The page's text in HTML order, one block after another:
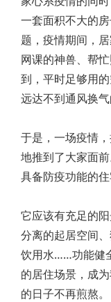
一套面积不大的
题，疫情期间，
网课的神兽、帮
到，平时足够用
远达不到通风换气
于是，一场疫情
地推到了大家面
具备防疫功能的住
它应该有充足的
分离的起居空间
饮用水……功能健
的居住场景，成
的日子不再煎熬。